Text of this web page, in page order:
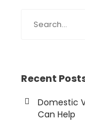
Recent
Domestic
Can Help